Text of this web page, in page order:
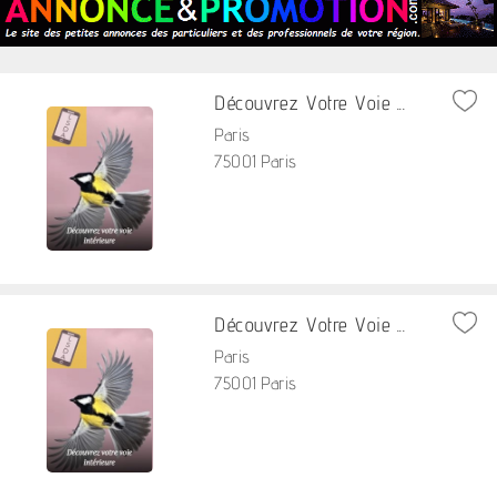
Découvrez Votre Voie ...
Paris
75001 Paris
Découvrez Votre Voie ...
Paris
75001 Paris